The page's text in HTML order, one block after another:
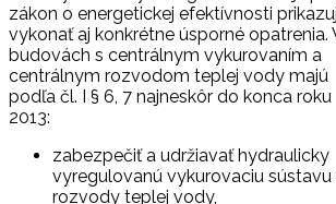
zákon o energetickej efektívnosti
vykonať aj konkrétne úsporné opatrenia.
budovách s centrálnym vykurovaním a
centrálnym rozvodom teplej vody majú
podľa čl. I § 6, 7 najneskôr do konca roku
2013:
zabezpečiť a udržiavať hydraulicky
vyregulovanú vykurovaciu sústavu
rozvody teplej vody,